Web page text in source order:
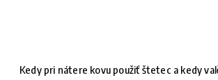
Kedy pri nátere kovu použiť štetec a kedy